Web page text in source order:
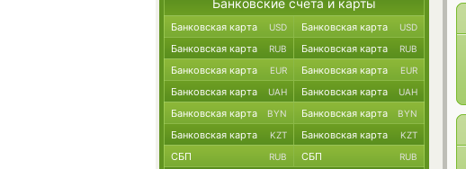
Банковские счета и карты
Банковская карта USD Банковская карта USD
Банковская карта RUB Банковская карта RUB
Банковская карта EUR Банковская карта EUR
Банковская карта UAH Банковская карта UAH
Банковская карта BYN Банковская карта BYN
Банковская карта KZT Банковская карта KZT
СБП RUB СБП RUB